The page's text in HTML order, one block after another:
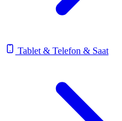
Tablet & Telefon & Saat